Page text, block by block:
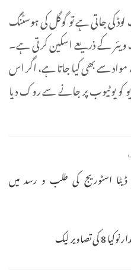
کی جاتی ہے تو گوگل کی ہوسٹنگ
کے ذریعے اسکین کرتی ہے۔
سے بھی کیا جاتا ہے، اگر اس
کو یوٹیوب پر جانے سے روک دیا
ء میں ڈیٹا اسٹوریج کی طلب و رسد میں
لیک